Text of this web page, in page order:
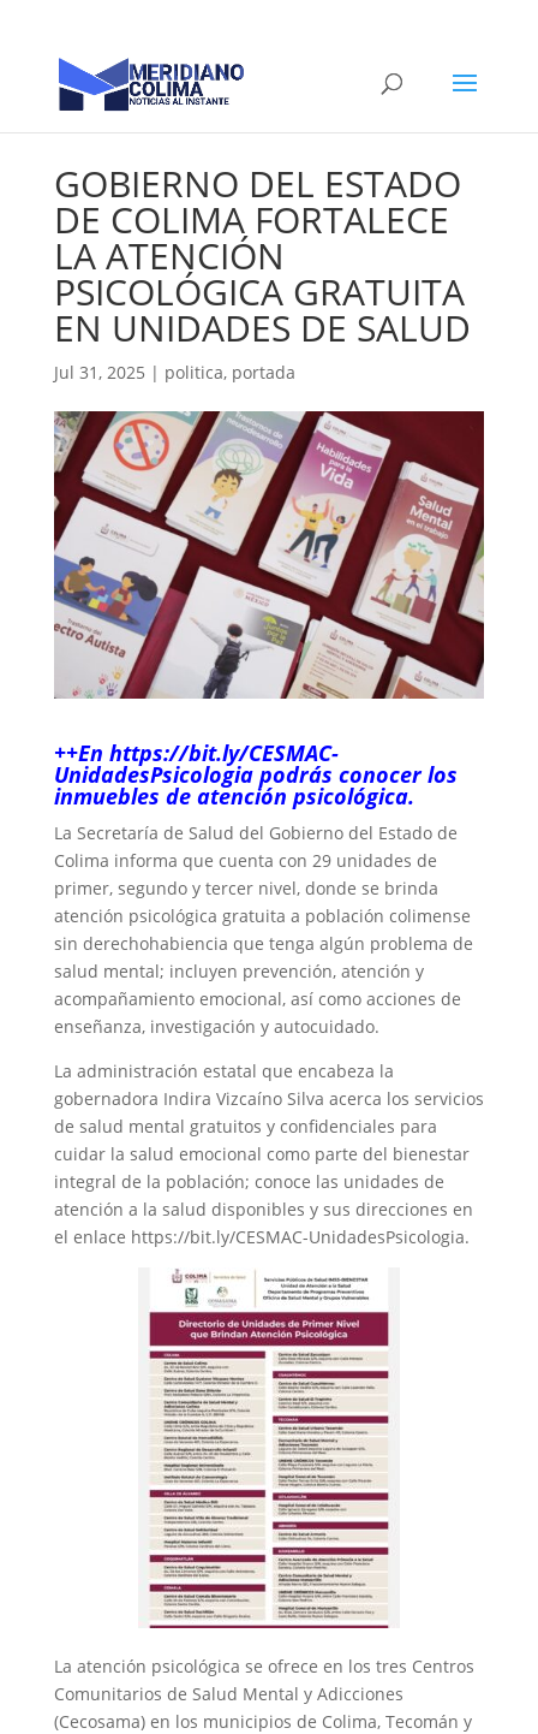
GOBIERNO DEL ESTADO
DE COLIMA FORTALECE
LA ATENCIÓN
PSICOLÓGICA GRATUITA
EN UNIDADES DE SALUD
Jul 31, 2025 | politica, portada
++En https://bit.ly/CESMAC-
UnidadesPsicologia podrás conocer los
inmuebles de atención psicológica.
La Secretaría de Salud del Gobierno del Estado de
Colima informa que cuenta con 29 unidades de
primer, segundo y tercer nivel, donde se brinda
atención psicológica gratuita a población colimense
sin derechohabiencia que tenga algún problema de
salud mental; incluyen prevención, atención y
acompañamiento emocional, así como acciones de
enseñanza, investigación y autocuidado.
La administración estatal que encabeza la
gobernadora Indira Vizcaíno Silva acerca los servicios
de salud mental gratuitos y confidenciales para
cuidar la salud emocional como parte del bienestar
integral de la población; conoce las unidades de
atención a la salud disponibles y sus direcciones en
el enlace https://bit.ly/CESMAC-UnidadesPsicologia.
La atención psicológica se ofrece en los tres Centros
Comunitarios de Salud Mental y Adicciones
(Cecosama) en los municipios de Colima, Tecomán y